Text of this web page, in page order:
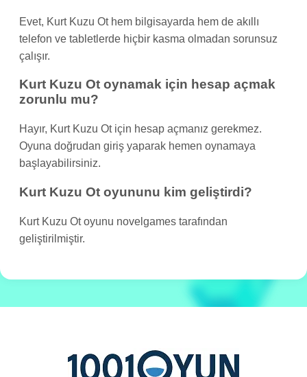
Evet, Kurt Kuzu Ot hem bilgisayarda hem de akıllı
telefon ve tabletlerde hiçbir kasma olmadan sorunsuz
çalışır.
Kurt Kuzu Ot oynamak için hesap açmak
zorunlu mu?
Hayır, Kurt Kuzu Ot için hesap açmanız gerekmez.
Oyuna doğrudan giriş yaparak hemen oynamaya
başlayabilirsiniz.
Kurt Kuzu Ot oyununu kim geliştirdi?
Kurt Kuzu Ot oyunu novelgames tarafından
geliştirilmiştir.